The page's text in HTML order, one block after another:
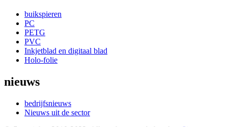
buikspieren
PC
PETG
PVC
Inkjetblad en digitaal blad
Holo-folie
nieuws
bedrijfsnieuws
Nieuws uit de sector